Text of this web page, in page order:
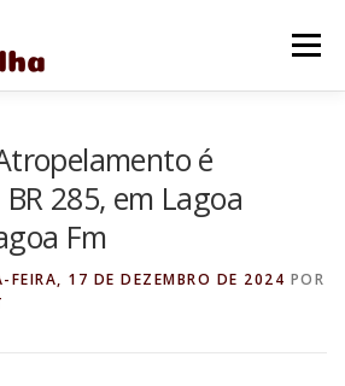
Menu
é
285, em Lagoa
Fm
FEIRA, 17 DE DEZEMBRO DE 2024 POR